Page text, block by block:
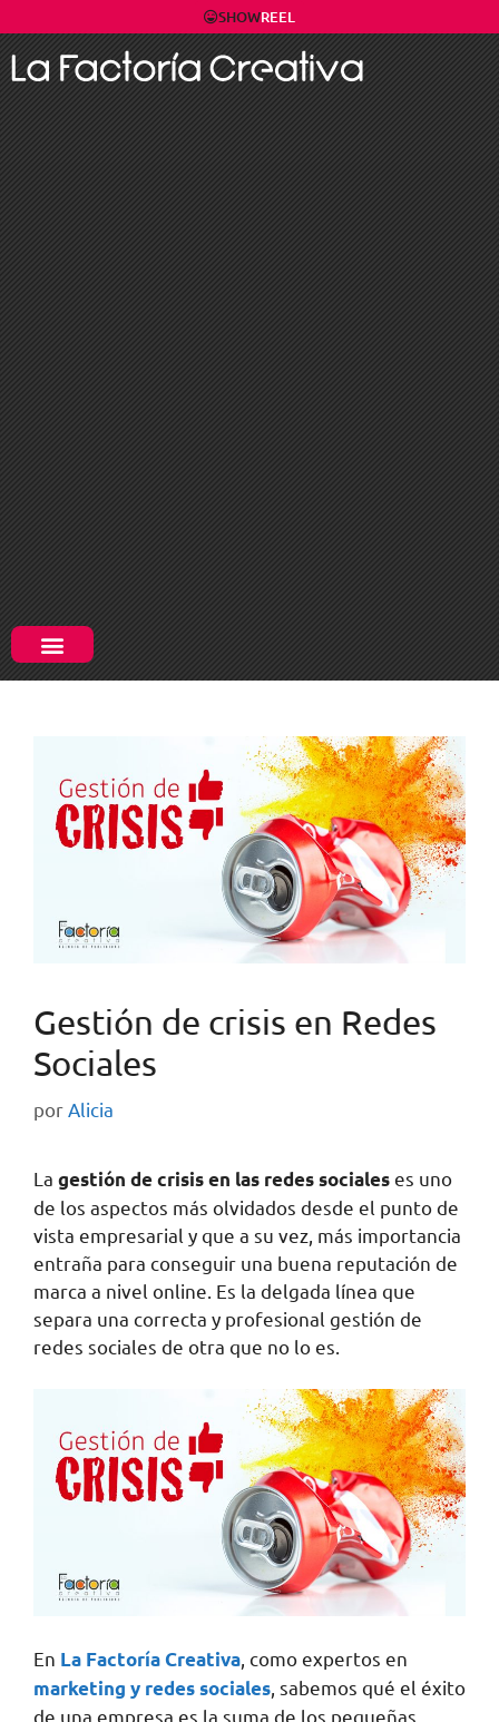
SHOWREEL
Gestión de crisis en Redes
Sociales
porAlicia
La gestión de crisis en las redes socialeses uno
de los aspectos más olvidados desde el punto de
vista empresarial y que a su vez, más importancia
entraña para conseguir una buena reputación de
marca a nivel online. Es la delgada línea que
separa una correcta y profesional gestión de
redes sociales de otra que no lo es.
En La Factoría Creativa , como expertos en
marketing y redes sociales , sabemos qué el éxito
de una empresa es la suma de los pequeñas